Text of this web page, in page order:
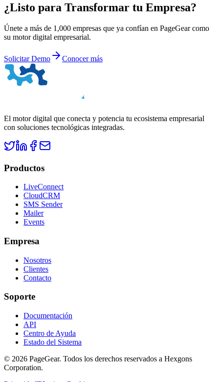
¿Listo para Transformar tu Empresa?
Únete a más de 1,000 empresas que ya confían en PageGear como
su motor digital empresarial.
Solicitar Demo Conocer más
El motor digital que conecta y potencia tu ecosistema empresarial
con soluciones tecnológicas integradas.
Productos
LiveConnect
CloudCRM
SMS Sender
Mailer
Events
Empresa
Nosotros
Clientes
Contacto
Soporte
Documentación
API
Centro de Ayuda
Estado del Sistema
© 2026 PageGear. Todos los derechos reservados a Hexgons
Corporation.